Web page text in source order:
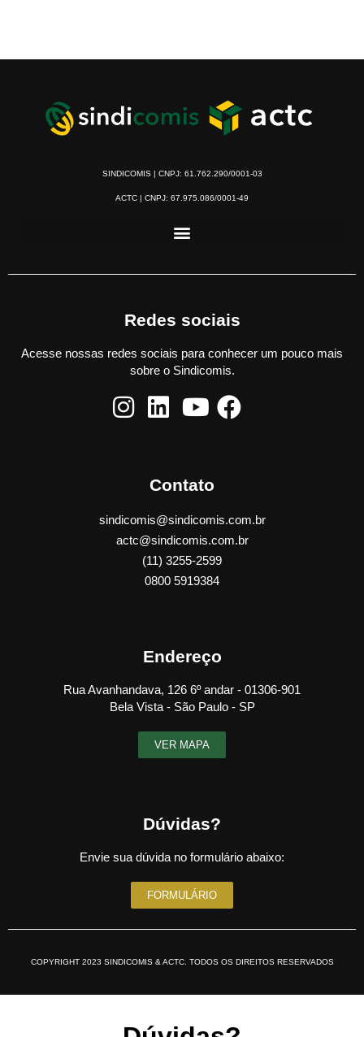
SINDICOMIS | CNPJ: 61.762.290/0001-03
ACTC | CNPJ: 67.975.086/0001-49
Redes sociais
Acesse nossas redes sociais para conhecer um pouco mais
sobre o Sindicomis.
Contato
sindicomis@sindicomis.com.br
actc@sindicomis.com.br
(11) 3255-2599
0800 5919384
Endereço
Rua Avanhandava, 126 6º andar - 01306-901
Bela Vista - São Paulo - SP
VER MAPA
Dúvidas?
Envie sua dúvida no formulário abaixo:
FORMULÁRIO
COPYRIGHT 2023 SINDICOMIS & ACTC. TODOS OS DIREITOS RESERVADOS